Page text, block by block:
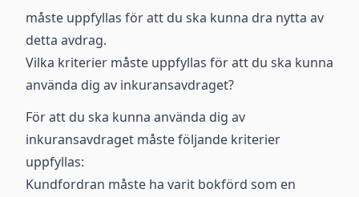
måste uppfyllas för att du ska kunna dra nytta av
detta avdrag.
Vilka kriterier måste uppfyllas för att du ska kunna
använda dig av inkuransavdraget?
För att du ska kunna använda dig av
inkuransavdraget måste följande kriterier
uppfyllas:
Kundfordran måste ha varit bokförd som en